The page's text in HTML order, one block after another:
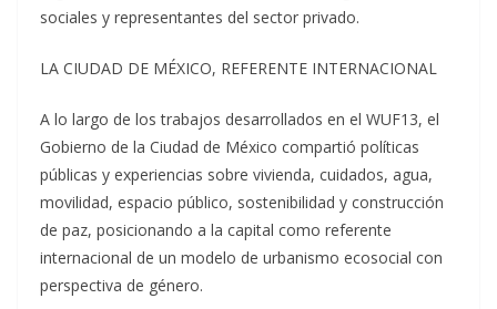
sociales y representantes del sector privado.
LA CIUDAD DE MÉXICO, REFERENTE INTERNACIONAL
A lo largo de los trabajos desarrollados en el WUF13, el
Gobierno de la Ciudad de México compartió políticas
públicas y experiencias sobre vivienda, cuidados, agua,
movilidad, espacio público, sostenibilidad y construcción
de paz, posicionando a la capital como referente
internacional de un modelo de urbanismo ecosocial con
perspectiva de género.